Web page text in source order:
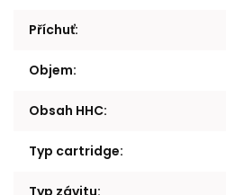
Příchuť:
Objem:
Obsah HHC:
Typ cartridge: